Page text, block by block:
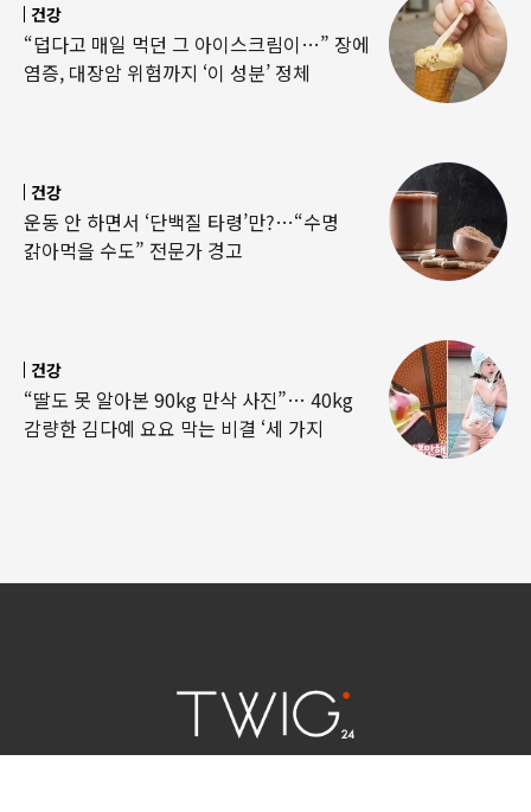
건강
“덥다고 매일 먹던 그 아이스크림이…” 장에
염증, 대장암 위험까지 ‘이 성분’ 정체
건강
운동 안 하면서 ‘단백질 타령’만?…“수명
갉아먹을 수도” 전문가 경고
건강
“딸도 못 알아본 90kg 만삭 사진”… 40kg
감량한 김다예 요요 막는 비결 ‘세 가지